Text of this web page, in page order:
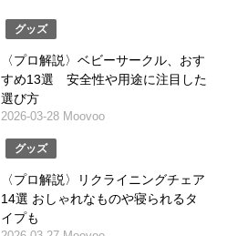
グッズ
〈プロ解説〉ベビーサークル、おす
すめ13選 安全性や用途に注目した
選び方
2026-03-28 Moovoo
グッズ
〈プロ解説〉リクライニングチェア
14選 おしゃれなものや寝られるタ
イプも